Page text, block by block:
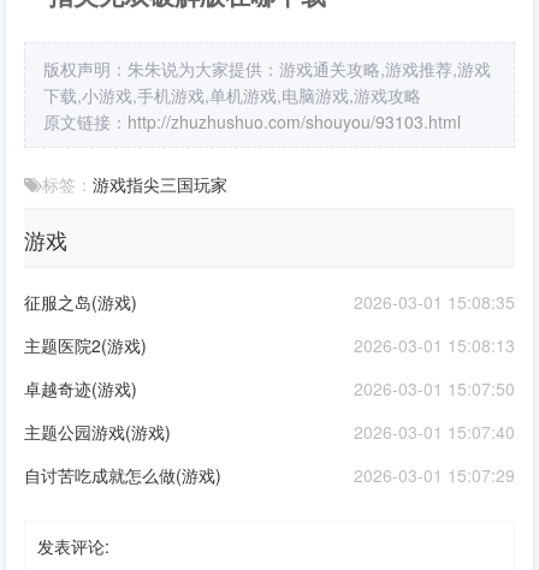
版权声明：朱朱说为大家提供：游戏通关攻略,游戏推荐,游戏
下载,小游戏,手机游戏,单机游戏,电脑游戏,游戏攻略
原文链接： http://zhuzhushuo.com/shouyou/93103.html
标签： 游戏指尖三国玩家
游戏
2026-03-01 15:08:35
征服之岛(游戏)
2026-03-01 15:08:13
主题医院2(游戏)
2026-03-01 15:07:50
卓越奇迹(游戏)
2026-03-01 15:07:40
主题公园游戏(游戏)
2026-03-01 15:07:29
自讨苦吃成就怎么做(游戏)
发表评论: